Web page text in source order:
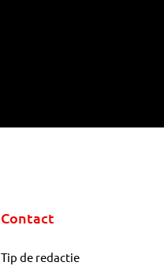
Contact
Tip de redactie